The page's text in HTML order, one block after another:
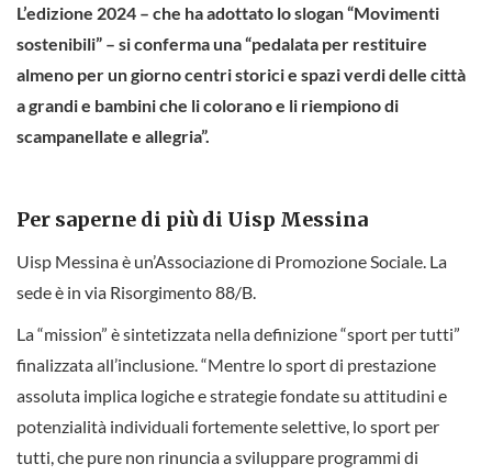
L’edizione 2024 – che ha adottato lo slogan “Movimenti
sostenibili” – si conferma una “pedalata per restituire
almeno per un giorno centri storici e spazi verdi delle città
a grandi e bambini che li colorano e li riempiono di
scampanellate e allegria”.
Per saperne di più di Uisp Messina
Uisp Messina è un’Associazione di Promozione Sociale. La
sede è in via Risorgimento 88/B.
La “mission” è sintetizzata nella definizione “sport per tutti”
finalizzata all’inclusione. “Mentre lo sport di prestazione
assoluta implica logiche e strategie fondate su attitudini e
potenzialità individuali fortemente selettive, lo sport per
tutti, che pure non rinuncia a sviluppare programmi di